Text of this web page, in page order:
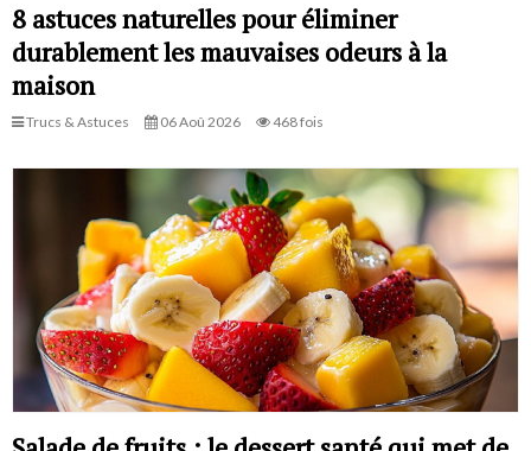
8 astuces naturelles pour éliminer
durablement les mauvaises odeurs à la
maison
Trucs & Astuces 06 Aoû 2026 468 fois